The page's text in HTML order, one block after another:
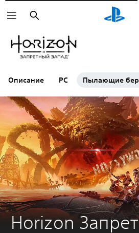
Поиск
Описание PC Пылающие
Horizon